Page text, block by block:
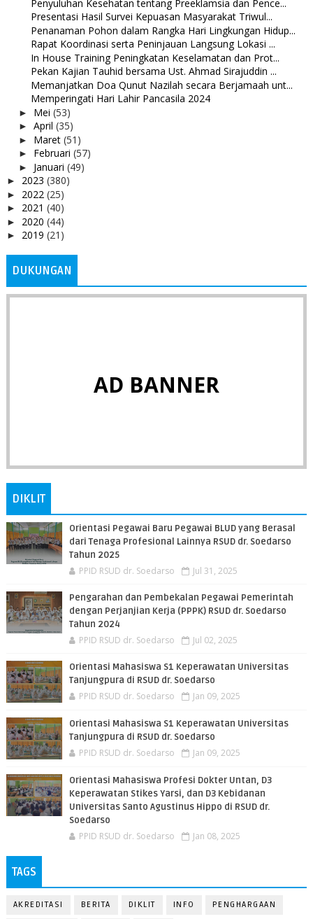
Penyuluhan Kesehatan tentang Preeklamsia dan Pence...
Presentasi Hasil Survei Kepuasan Masyarakat Triwul...
Penanaman Pohon dalam Rangka Hari Lingkungan Hidup...
Rapat Koordinasi serta Peninjauan Langsung Lokasi ...
In House Training Peningkatan Keselamatan dan Prot...
Pekan Kajian Tauhid bersama Ust. Ahmad Sirajuddin ...
Memanjatkan Doa Qunut Nazilah secara Berjamaah unt...
Memperingati Hari Lahir Pancasila 2024
► Mei (53)
► April (35)
► Maret (51)
► Februari (57)
► Januari (49)
► 2023 (380)
► 2022 (25)
► 2021 (40)
► 2020 (44)
► 2019 (21)
DUKUNGAN
AD BANNER
DIKLIT
Orientasi Pegawai Baru Pegawai BLUD yang Berasal
dari Tenaga Profesional Lainnya RSUD dr. Soedarso
Tahun 2025
PPID RSUD dr. Soedarso Jul 31, 2025
Pengarahan dan Pembekalan Pegawai Pemerintah
dengan Perjanjian Kerja (PPPK) RSUD dr. Soedarso
Tahun 2024
PPID RSUD dr. Soedarso Jul 02, 2025
Orientasi Mahasiswa S1 Keperawatan Universitas
Tanjungpura di RSUD dr. Soedarso
PPID RSUD dr. Soedarso Jan 09, 2025
Orientasi Mahasiswa S1 Keperawatan Universitas
Tanjungpura di RSUD dr. Soedarso
PPID RSUD dr. Soedarso Jan 09, 2025
Orientasi Mahasiswa Profesi Dokter Untan, D3
Keperawatan Stikes Yarsi, dan D3 Kebidanan
Universitas Santo Agustinus Hippo di RSUD dr.
Soedarso
PPID RSUD dr. Soedarso Jan 08, 2025
TAGS
AKREDITASI BERITA DIKLIT INFO PENGHARGAAN